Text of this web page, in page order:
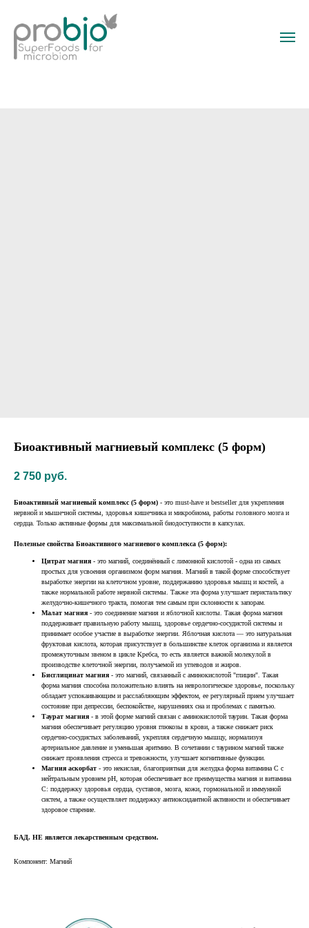
Биоактивный магниевый комплекс (5 форм)
2 750 руб.
Биоактивный магниевый комплекс (5 форм) - это must-have и bestseller для укрепления
нервной и мышечной системы, здоровья кишечника и микробиома, работы головного мозга и
сердца. Только активные формы для максимальной биодоступности в капсулах.
Полезные свойства Биоактивного магниевого комплекса (5 форм):
Цитрат магния - это магний, соединённый с лимонной кислотой - одна из самых
простых для усвоения организмом форм магния. Магний в такой форме способствует
выработке энергии на клеточном уровне, поддержанию здоровья мышц и костей, а
также нормальной работе нервной системы. Также эта форма улучшает перистальтику
желудочно-кишечного тракта, помогая тем самым при склонности к запорам.
Малат магния - это соединение магния и яблочной кислоты. Такая форма магния
поддерживает правильную работу мышц, здоровье сердечно-сосудистой системы и
принимает особое участие в выработке энергии. Яблочная кислота — это натуральная
фруктовая кислота, которая присутствует в большинстве клеток организма и является
промежуточным звеном в цикле Кребса, то есть является важной молекулой в
производстве клеточной энергии, получаемой из углеводов и жиров.
Бисглицинат магния - это магний, связанный с аминокислотой "глицин". Такая
форма магния способна положительно влиять на неврологическое здоровье, поскольку
обладает успокаивающим и расслабляющим эффектом, ее регулярный прием улучшает
состояние при депрессии, беспокойстве, нарушениях сна и проблемах с памятью.
Таурат магния - в этой форме магний связан с аминокислотой таурин. Такая форма
магния обеспечивает регуляцию уровня глюкозы в крови, а также снижает риск
сердечно-сосудистых заболеваний, укрепляя сердечную мышцу, нормализуя
артериальное давление и уменьшая аритмию. В сочетании с таурином магний также
снижает проявления стресса и тревожности, улучшает когнитивные функции.
Магния аскорбат - это некислая, благоприятная для желудка форма витамина C с
нейтральным уровнем pH, которая обеспечивает все преимущества магния и витамина
C: поддержку здоровья сердца, суставов, мозга, кожи, гормональной и иммунной
систем, а также осуществляет поддержку антиоксидантной активности и обеспечивает
здоровое старение.
БАД. НЕ является лекарственным средством.
Компонент: Магний